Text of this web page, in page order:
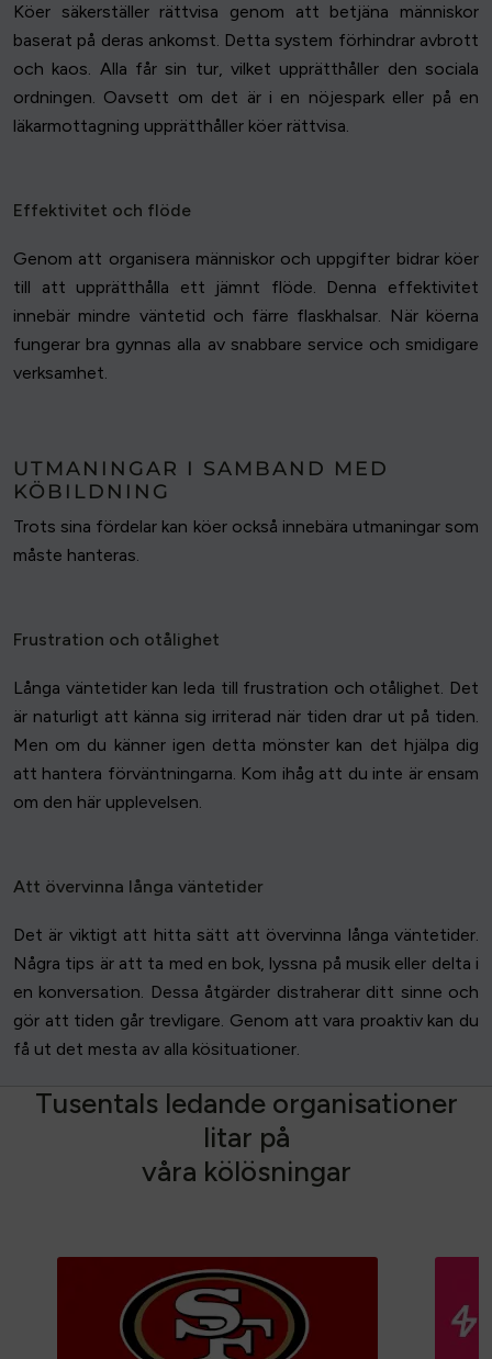
Köer säkerställer rättvisa genom att betjäna människor
baserat på deras ankomst. Detta system förhindrar avbrott
och kaos. Alla får sin tur, vilket upprätthåller den sociala
ordningen. Oavsett om det är i en nöjespark eller på en
läkarmottagning upprätthåller köer rättvisa.
Effektivitet och flöde
Genom att organisera människor och uppgifter bidrar köer
till att upprätthålla ett jämnt flöde. Denna effektivitet
innebär mindre väntetid och färre flaskhalsar. När köerna
fungerar bra gynnas alla av snabbare service och smidigare
verksamhet.
UTMANINGAR I SAMBAND MED
KÖBILDNING
Trots sina fördelar kan köer också innebära utmaningar som
måste hanteras.
Frustration och otålighet
Långa väntetider kan leda till frustration och otålighet. Det
är naturligt att känna sig irriterad när tiden drar ut på tiden.
Men om du känner igen detta mönster kan det hjälpa dig
att hantera förväntningarna. Kom ihåg att du inte är ensam
om den här upplevelsen.
Att övervinna långa väntetider
Det är viktigt att hitta sätt att övervinna långa väntetider.
Några tips är att ta med en bok, lyssna på musik eller delta i
en konversation. Dessa åtgärder distraherar ditt sinne och
gör att tiden går trevligare. Genom att vara proaktiv kan du
få ut det mesta av alla kösituationer.
Tusentals ledande organisationer
litar på
våra kölösningar